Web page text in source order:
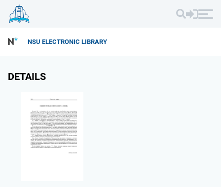
NSU ELECTRONIC LIBRARY
DETAILS